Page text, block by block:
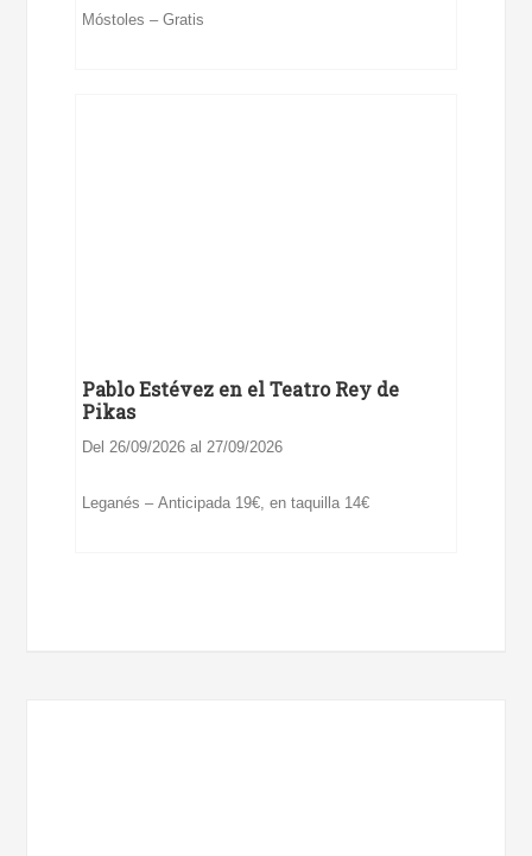
Móstoles – Gratis
Pablo Estévez en el Teatro Rey de
Pikas
Del 26/09/2026 al 27/09/2026
Leganés – Anticipada 19€, en taquilla 14€